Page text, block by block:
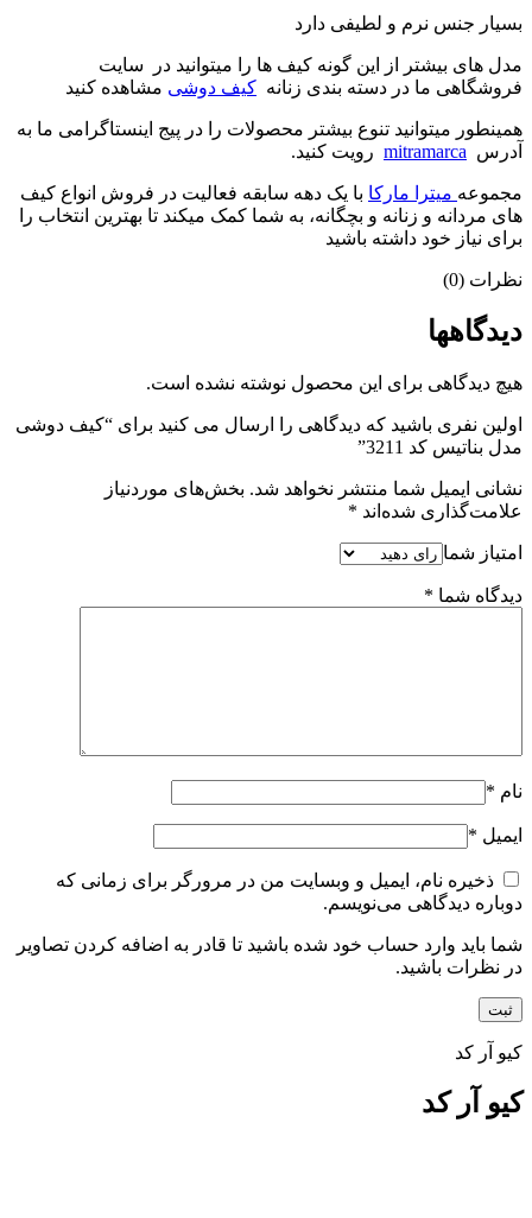
بسیار جنس نرم و لطیفی دارد
مدل های بیشتر از این گونه کیف ها را میتوانید در سایت
فروشگاهی ما در دسته بندی زنانه کیف دوشی مشاهده کنید
همینطور میتوانید تنوع بیشتر محصولات را در پیج اینستاگرامی ما به
آدرس mitramarca رویت کنید.
مجموعه میترا مارکا با یک دهه سابقه فعالیت در فروش انواع کیف
های مردانه و زنانه و بچگانه، به شما کمک میکند تا بهترین انتخاب را
برای نیاز خود داشته باشید
نظرات (0)
دیدگاهها
هیچ دیدگاهی برای این محصول نوشته نشده است.
اولین نفری باشید که دیدگاهی را ارسال می کنید برای “کیف دوشی
مدل بناتیس کد 3211”
نشانی ایمیل شما منتشر نخواهد شد. بخش‌های موردنیاز
علامت‌گذاری شده‌اند *
امتیاز شما
دیدگاه شما *
نام *
ایمیل *
ذخیره نام، ایمیل و وبسایت من در مرورگر برای زمانی که
دوباره دیدگاهی می‌نویسم.
شما باید وارد حساب خود شده باشید تا قادر به اضافه کردن تصاویر
در نظرات باشید.
کیو آر کد
کیو آر کد